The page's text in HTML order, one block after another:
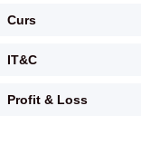
Curs
IT&C
Profit & Loss